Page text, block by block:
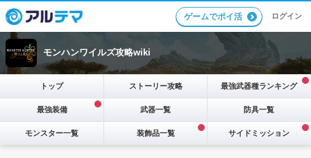
ゲームでポイ活 ログイン
モンハンワイルズ攻略wiki
トップ ストーリー攻略 最強武器種ランキング
最強装備 武器一覧 防具一覧
モンスター一覧 装飾品一覧 サイドミッション